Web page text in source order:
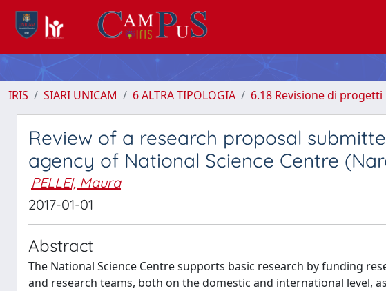
IRIS SIARI UNICAM 6 ALTRA TIPOLOGIA 6.18 Revisione di progetti
Review of a research proposal
agency of National Science Centre
PELLEI, Maura
2017-01-01
Abstract
The National Science Centre supports basic research by funding
and research teams, both on the domestic and international level,